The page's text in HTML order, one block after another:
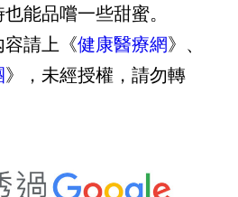
能品嚐一些甜蜜。
容請上《健康醫療網》、
》，未經授權，請勿轉